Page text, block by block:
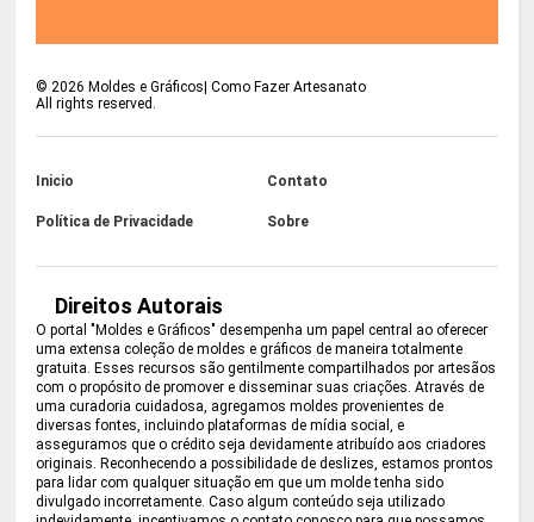
©2026 Moldes e Gráficos| Como Fazer Artesanato
All rights reserved.
Inicio Contato
Política de Privacidade Sobre
Direitos Autorais
O portal "Moldes e Gráficos" desempenha um papel central ao oferecer
uma extensa coleção de moldes e gráficos de maneira totalmente
gratuita. Esses recursos são gentilmente compartilhados por artesãos
com o propósito de promover e disseminar suas criações. Através de
uma curadoria cuidadosa, agregamos moldes provenientes de
diversas fontes, incluindo plataformas de mídia social, e
asseguramos que o crédito seja devidamente atribuído aos criadores
originais. Reconhecendo a possibilidade de deslizes, estamos prontos
para lidar com qualquer situação em que um molde tenha sido
divulgado incorretamente. Caso algum conteúdo seja utilizado